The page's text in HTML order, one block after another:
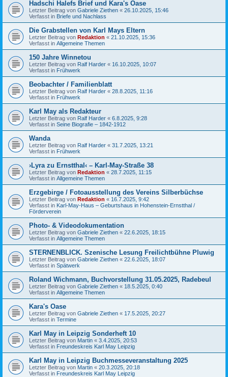
Hadschi Halefs Brief und Kara's Oase
Letzter Beitrag von Gabriele Ziethen « 26.10.2025, 15:46
Verfasst in Briefe und Nachlass
Die Grabstellen von Karl Mays Eltern
Letzter Beitrag von Redaktion « 21.10.2025, 15:36
Verfasst in Allgemeine Themen
150 Jahre Winnetou
Letzter Beitrag von Ralf Harder « 16.10.2025, 10:07
Verfasst in Frühwerk
Beobachter / Familienblatt
Letzter Beitrag von Ralf Harder « 28.8.2025, 11:16
Verfasst in Frühwerk
Karl May als Redakteur
Letzter Beitrag von Ralf Harder « 6.8.2025, 9:28
Verfasst in Seine Biografie – 1842-1912
Wanda
Letzter Beitrag von Ralf Harder « 31.7.2025, 13:21
Verfasst in Frühwerk
›Lyra zu Ernstthal‹ – Karl-May-Straße 38
Letzter Beitrag von Redaktion « 28.7.2025, 11:15
Verfasst in Allgemeine Themen
Erzgebirge / Fotoausstellung des Vereins Silberbüchse
Letzter Beitrag von Redaktion « 16.7.2025, 9:42
Verfasst in Karl-May-Haus – Geburtshaus in Hohenstein-Ernstthal /
Förderverein
Photo- & Videodokumentation
Letzter Beitrag von Gabriele Ziethen « 22.6.2025, 18:15
Verfasst in Allgemeine Themen
STERNENBLICK. Szenische Lesung Freilichtbühne Pluwig
Letzter Beitrag von Gabriele Ziethen « 22.6.2025, 18:07
Verfasst in Spätwerk
Roland Wichmann, Buchvorstellung 31.05.2025, Radebeul
Letzter Beitrag von Gabriele Ziethen « 18.5.2025, 0:40
Verfasst in Allgemeine Themen
Kara's Oase
Letzter Beitrag von Gabriele Ziethen « 17.5.2025, 20:27
Verfasst in Termine
Karl May in Leipzig Sonderheft 10
Letzter Beitrag von Martin « 3.4.2025, 20:53
Verfasst in Freundeskreis Karl May Leipzig
Karl May in Leipzig Buchmesseveranstaltung 2025
Letzter Beitrag von Martin « 20.3.2025, 20:18
Verfasst in Freundeskreis Karl May Leipzig